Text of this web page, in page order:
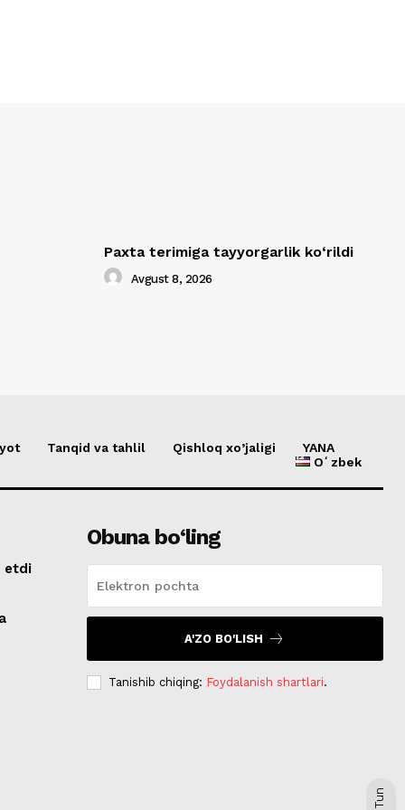
Paxta terimiga tayyorgarlik ko‘rildi
Avgust 8, 2026
Tanqid va tahlil Qishloq xo’jaligi
YANA
Oʻzbek
etdi
Obuna bo‘ling
A'ZO BO'LISH
Tanishib chiqing: Foydalanish shartlari.
Tun